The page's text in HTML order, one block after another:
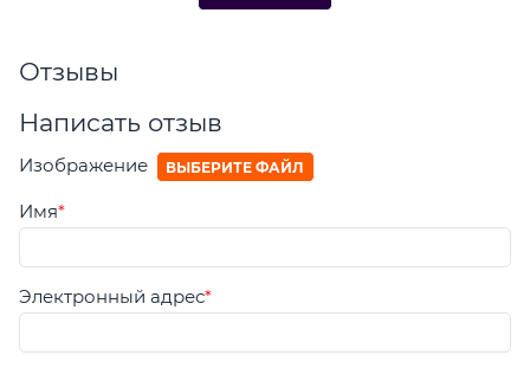
Отзывы
Написать отзыв
Изображение ВЫБЕРИТЕ ФАЙЛ
Имя
Электронный адрес